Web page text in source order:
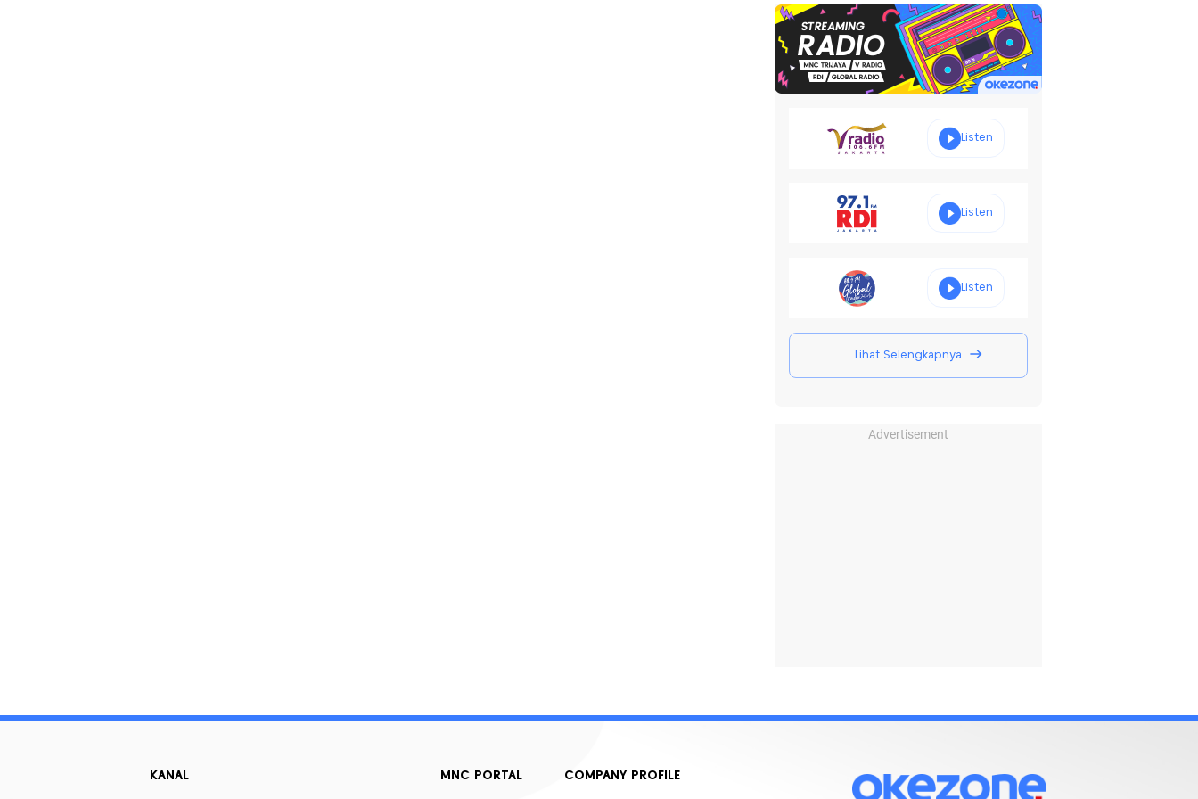
Listen
Listen
Listen
Lihat Selengkapnya
Advertisement
KANAL MNC PORTAL COMPANY PROFILE